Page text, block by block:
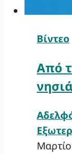
Βίντεο
Από